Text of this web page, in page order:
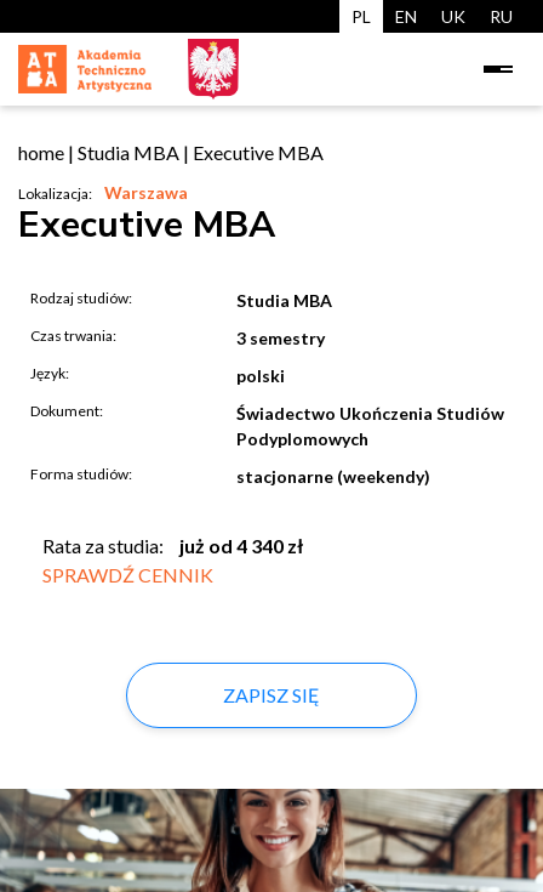
PL EN UK RU
home | Studia MBA | Executive MBA
Lokalizacja: Warszawa
Executive MBA
Rodzaj studiów: Studia MBA
Czas trwania: 3 semestry
Język: polski
Dokument:
Świadectwo Ukończenia Studiów
Podyplomowych
Forma studiów: stacjonarne (weekendy)
Rata za studia:
już od 4 340 zł
SPRAWDŹ CENNIK
ZAPISZ SIĘ